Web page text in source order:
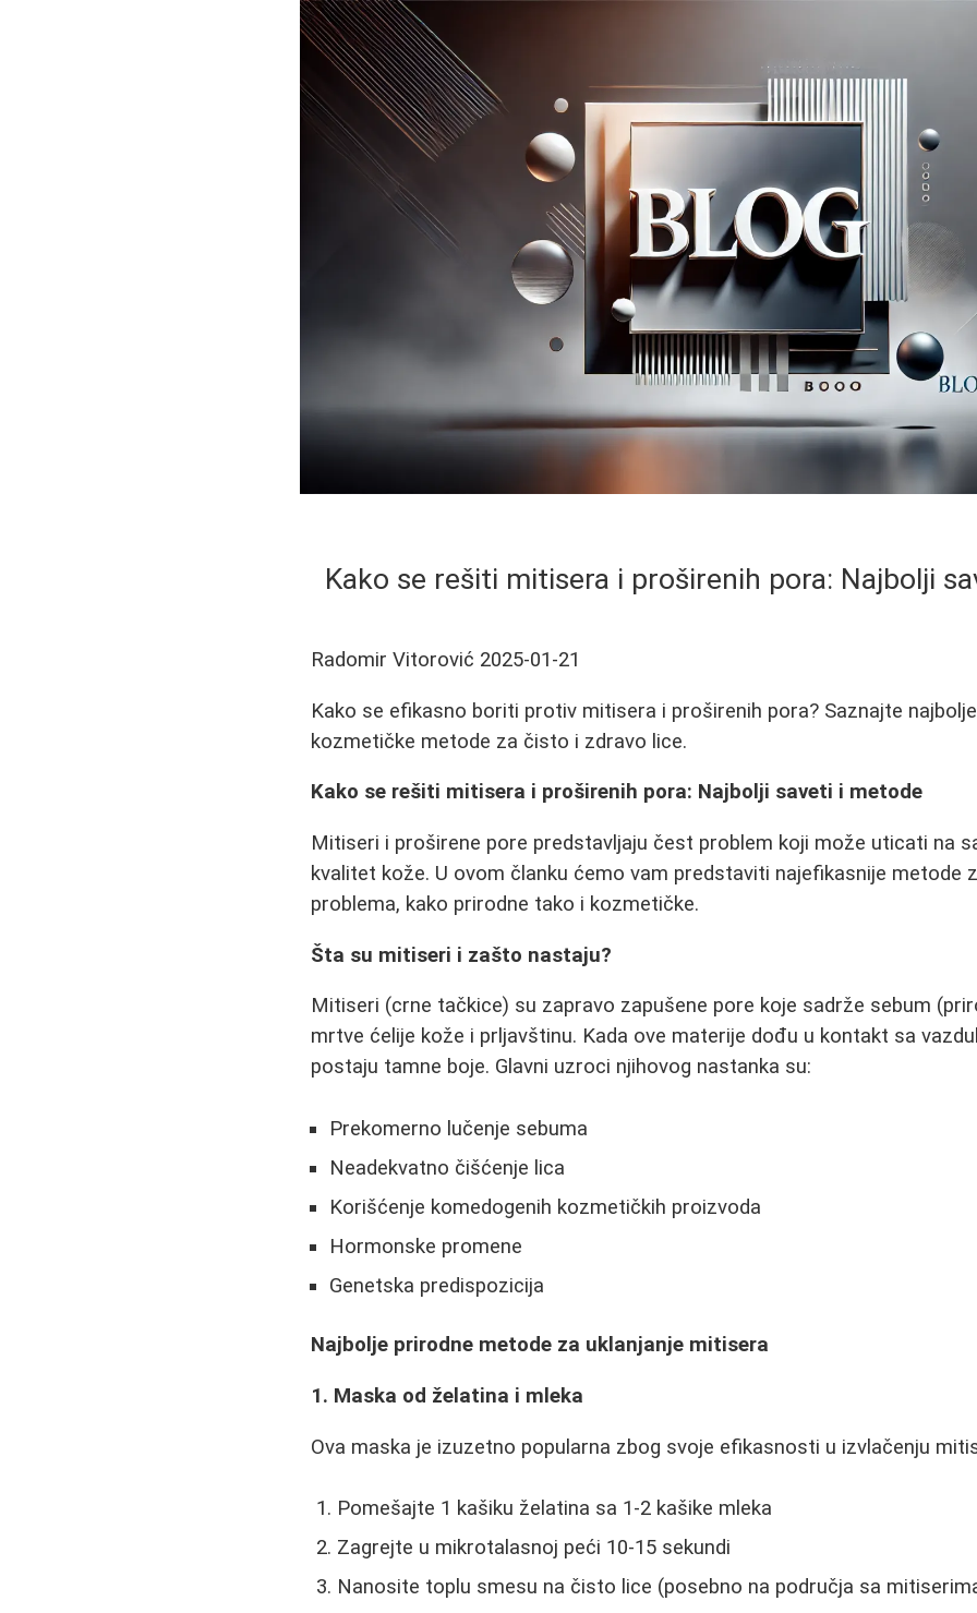
Kako se rešiti mitisera i proširenih pora: Najbolji
Radomir Vitorović 2025-01-21
Kako se efikasno boriti protiv mitisera i proširenih pora? Saznajte
kozmetičke metode za čisto i zdravo lice.
Kako se rešiti mitisera i proširenih pora: Najbolji saveti i metode
Mitiseri i proširene pore predstavljaju čest problem koji može uticati na
kvalitet kože. U ovom članku ćemo vam predstaviti najefikasnije metode
problema, kako prirodne tako i kozmetičke.
Šta su mitiseri i zašto nastaju?
Mitiseri (crne tačkice) su zapravo zapušene pore koje sadrže sebum
mrtve ćelije kože i prljavštinu. Kada ove materije dođu u kontakt sa
postaju tamne boje. Glavni uzroci njihovog nastanka su:
Prekomerno lučenje sebuma
Neadekvatno čišćenje lica
Korišćenje komedogenih kozmetičkih proizvoda
Hormonske promene
Genetska predispozicija
Najbolje prirodne metode za uklanjanje mitisera
1. Maska od želatina i mleka
Ova maska je izuzetno popularna zbog svoje efikasnosti u izvlačenju
Pomešajte 1 kašiku želatina sa 1-2 kašike mleka
Zagrejte u mikrotalasnoj peći 10-15 sekundi
Nanosite toplu smesu na čisto lice (posebno na područja sa